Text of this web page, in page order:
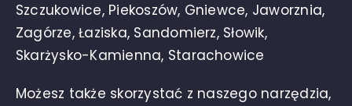
Szczukowice, Piekoszów, Gniewce, Jaworznia,
Zagórze, Łaziska, Sandomierz, Słowik,
Skarżysko-Kamienna, Starachowice
Możesz także skorzystać z naszego narzędzia,